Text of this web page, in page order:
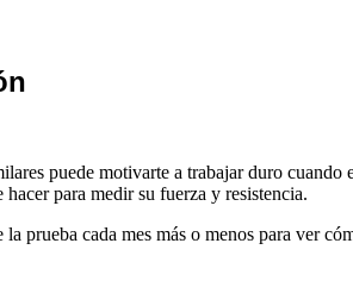
puede motivarte a trabajar duro
para medir su fuerza y resistencia.
prueba cada mes más o menos para ver